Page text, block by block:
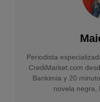
Periodista
CrediMarket.com
Bankimia y 20
novela negra,